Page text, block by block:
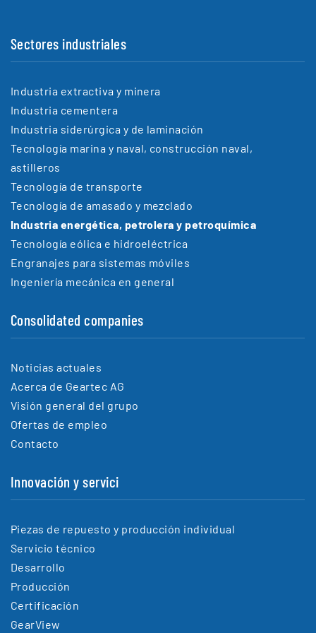
Sectores industriales
Industria extractiva y minera
Industria cementera
Industria siderúrgica y de laminación
Tecnología marina y naval, construcción naval,
astilleros
Tecnología de transporte
Tecnología de amasado y mezclado
Industria energética, petrolera y petroquímica
Tecnología eólica e hidroeléctrica
Engranajes para sistemas móviles
Ingeniería mecánica en general
Consolidated companies
Noticias actuales
Acerca de Geartec AG
Visión general del grupo
Ofertas de empleo
Contacto
Innovación y servici
Piezas de repuesto y producción individual
Servicio técnico
Desarrollo
Producción
Certificación
GearView